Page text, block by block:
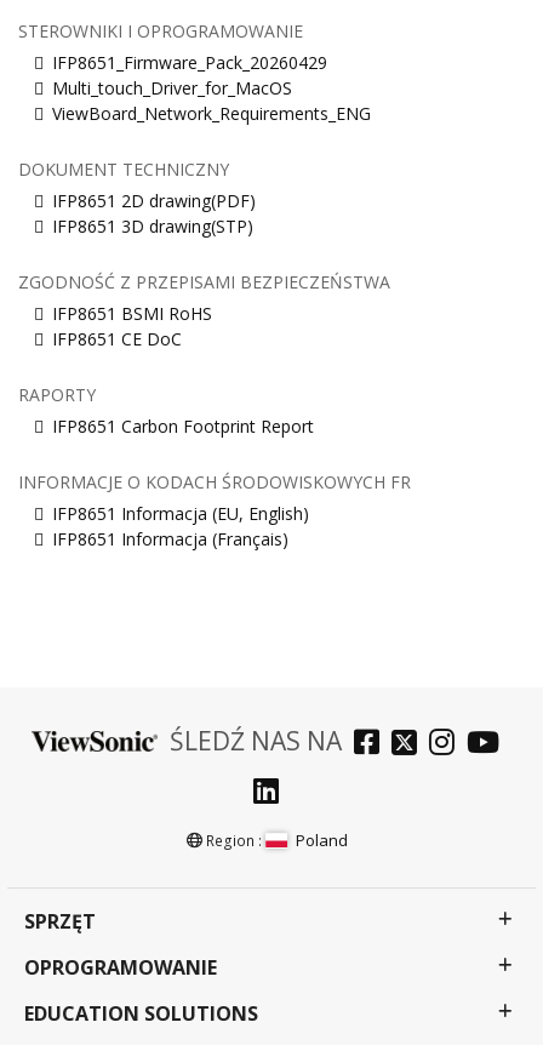
STEROWNIKI I OPROGRAMOWANIE
IFP8651_Firmware_Pack_20260429
Multi_touch_Driver_for_MacOS
ViewBoard_Network_Requirements_ENG
DOKUMENT TECHNICZNY
IFP8651 2D drawing(PDF)
IFP8651 3D drawing(STP)
ZGODNOŚĆ Z PRZEPISAMI BEZPIECZEŃSTWA
IFP8651 BSMI RoHS
IFP8651 CE DoC
RAPORTY
IFP8651 Carbon Footprint Report
INFORMACJE O KODACH ŚRODOWISKOWYCH FR
IFP8651 Informacja (EU, English)
IFP8651 Informacja (Français)
ŚLEDŹ NAS NA
Region : Poland
SPRZĘT
OPROGRAMOWANIE
EDUCATION SOLUTIONS